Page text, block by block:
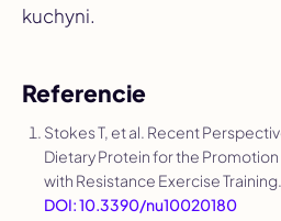
kuchyni.
Referencie
Stokes T, et al. Recent
Dietary Protein for the
with Resistance Exercise Training.
DOI: 10.3390/nu10020180